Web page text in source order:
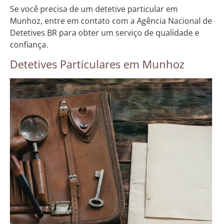
Se você precisa de um detetive particular em
Munhoz, entre em contato com a Agência Nacional de
Detetives BR para obter um serviço de qualidade e
confiança.
Detetives Particulares em Munhoz